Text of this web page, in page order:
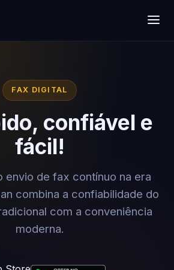
FAX DIGITAL
confiável e
fácil!
envio de fax contínuo na era
combina a confiabilidade do
com a conveniência
moderna.